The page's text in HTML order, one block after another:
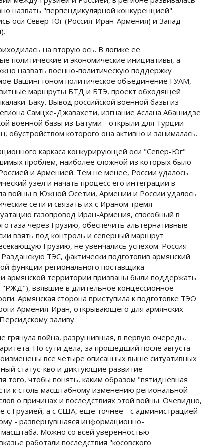
назвать "перпендикулярной конкуренцией".
оси Север-Юг (Россия-Иран-Армения) и Запад-
на вторую ось. В логике ее
политические и экономические инициативы, а
назвать военно-политическую поддержку
Вашингтоном политическое объединение ГУАМ,
маршруты БТД и БТЭ, проект обходящей
Баку. Вывод российской военной базы из
Самцхе-Джавахети, изгнание Аслана Абашидзе
военной базы из Батуми - открыли для Турции
обустройством которого она активно и занималась.
каркаса конкурирующей оси "Север-Юг"
проблем, наиболее сложной из которых было
и Арменией. Тем не менее, России удалось
узел и начать процесс его интеграции в
войны в Южной Осетии, Армении и России удалось
сети и связать их с Ираном тремя
газопровод Иран-Армения, способный в
газа через Грузию, обеспечить альтернативные
взять под контроль и северный маршрут
Грузию, не увенчались успехом. Россия
ТЭС, фактически подготовив армянский
функции регионального поставщика
армянской территории призваны были поддержать
взявшие в длительное концессионное
Армянская сторона приступила к подготовке ТЭО
Армения-Иран, открывающего для армянских
заливу.
грянула война, разрушившая, в первую очередь,
По сути дела, за прошедший после августа
все четыре описанных выше ситуативных
статус-кво и диктующие развитие
того, чтобы понять, каким образом "пятидневная
к столь масштабному изменению региональной
о причинах и последствиях этой войны. Очевидно,
с Грузией, а с США, еще точнее - с администрацией
- развернувшаяся информационно-
масштаба. Можно со всей уверенностью
работали последствия "косовского